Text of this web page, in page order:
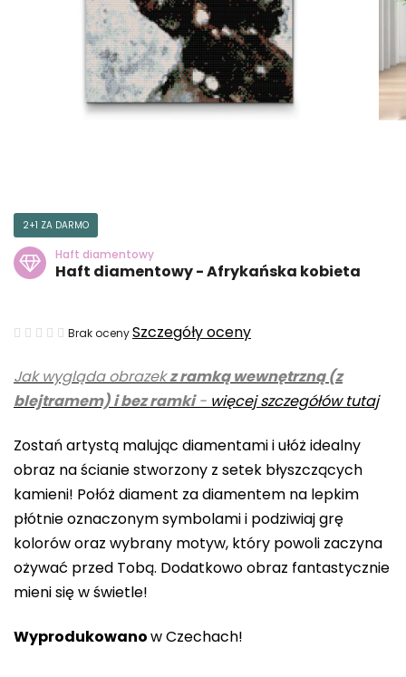
Jak wygląda obrazekz ramką wewnętrzną (z
blejtramem) i bez ramki- więcej szczegółów tutaj
Zostań artystą malując diamentami i ułóż idealny
obraz na ścianie stworzony z setek błyszczących
kamieni! Połóż diament za diamentem na lepkim
płótnie oznaczonym symbolami i podziwiaj grę
kolorów oraz wybrany motyw, który powoli zaczyna
ożywać przed Tobą. Dodatkowo obraz fantastycznie
mieni się w świetle!
Wyprodukowanow Czechach!
2+1 ZA DARMO
Haft diamentowy
Haft diamentowy - Afrykańska kobieta
Średnia
produktu
wynosi
na
5
gwiazdek.
Brak ocenySzczegóły oceny